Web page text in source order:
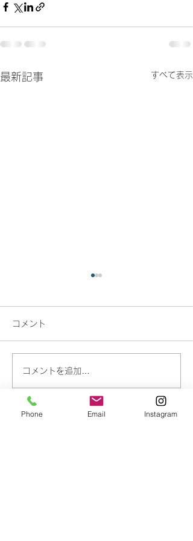
最新記事 すべて表示
コメント
コメントを追加…
Phone Email Instagram